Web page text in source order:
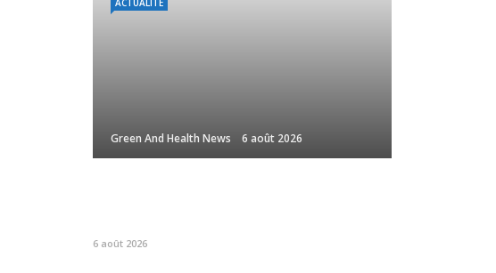
ACTUALITE
Green And Health News 6 août 2026
6 août 2026